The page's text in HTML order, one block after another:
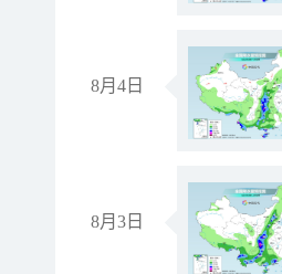
8月4日
8月3日